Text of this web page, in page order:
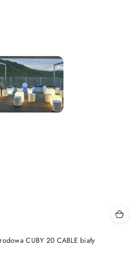
CUBY 20 CABLE biały